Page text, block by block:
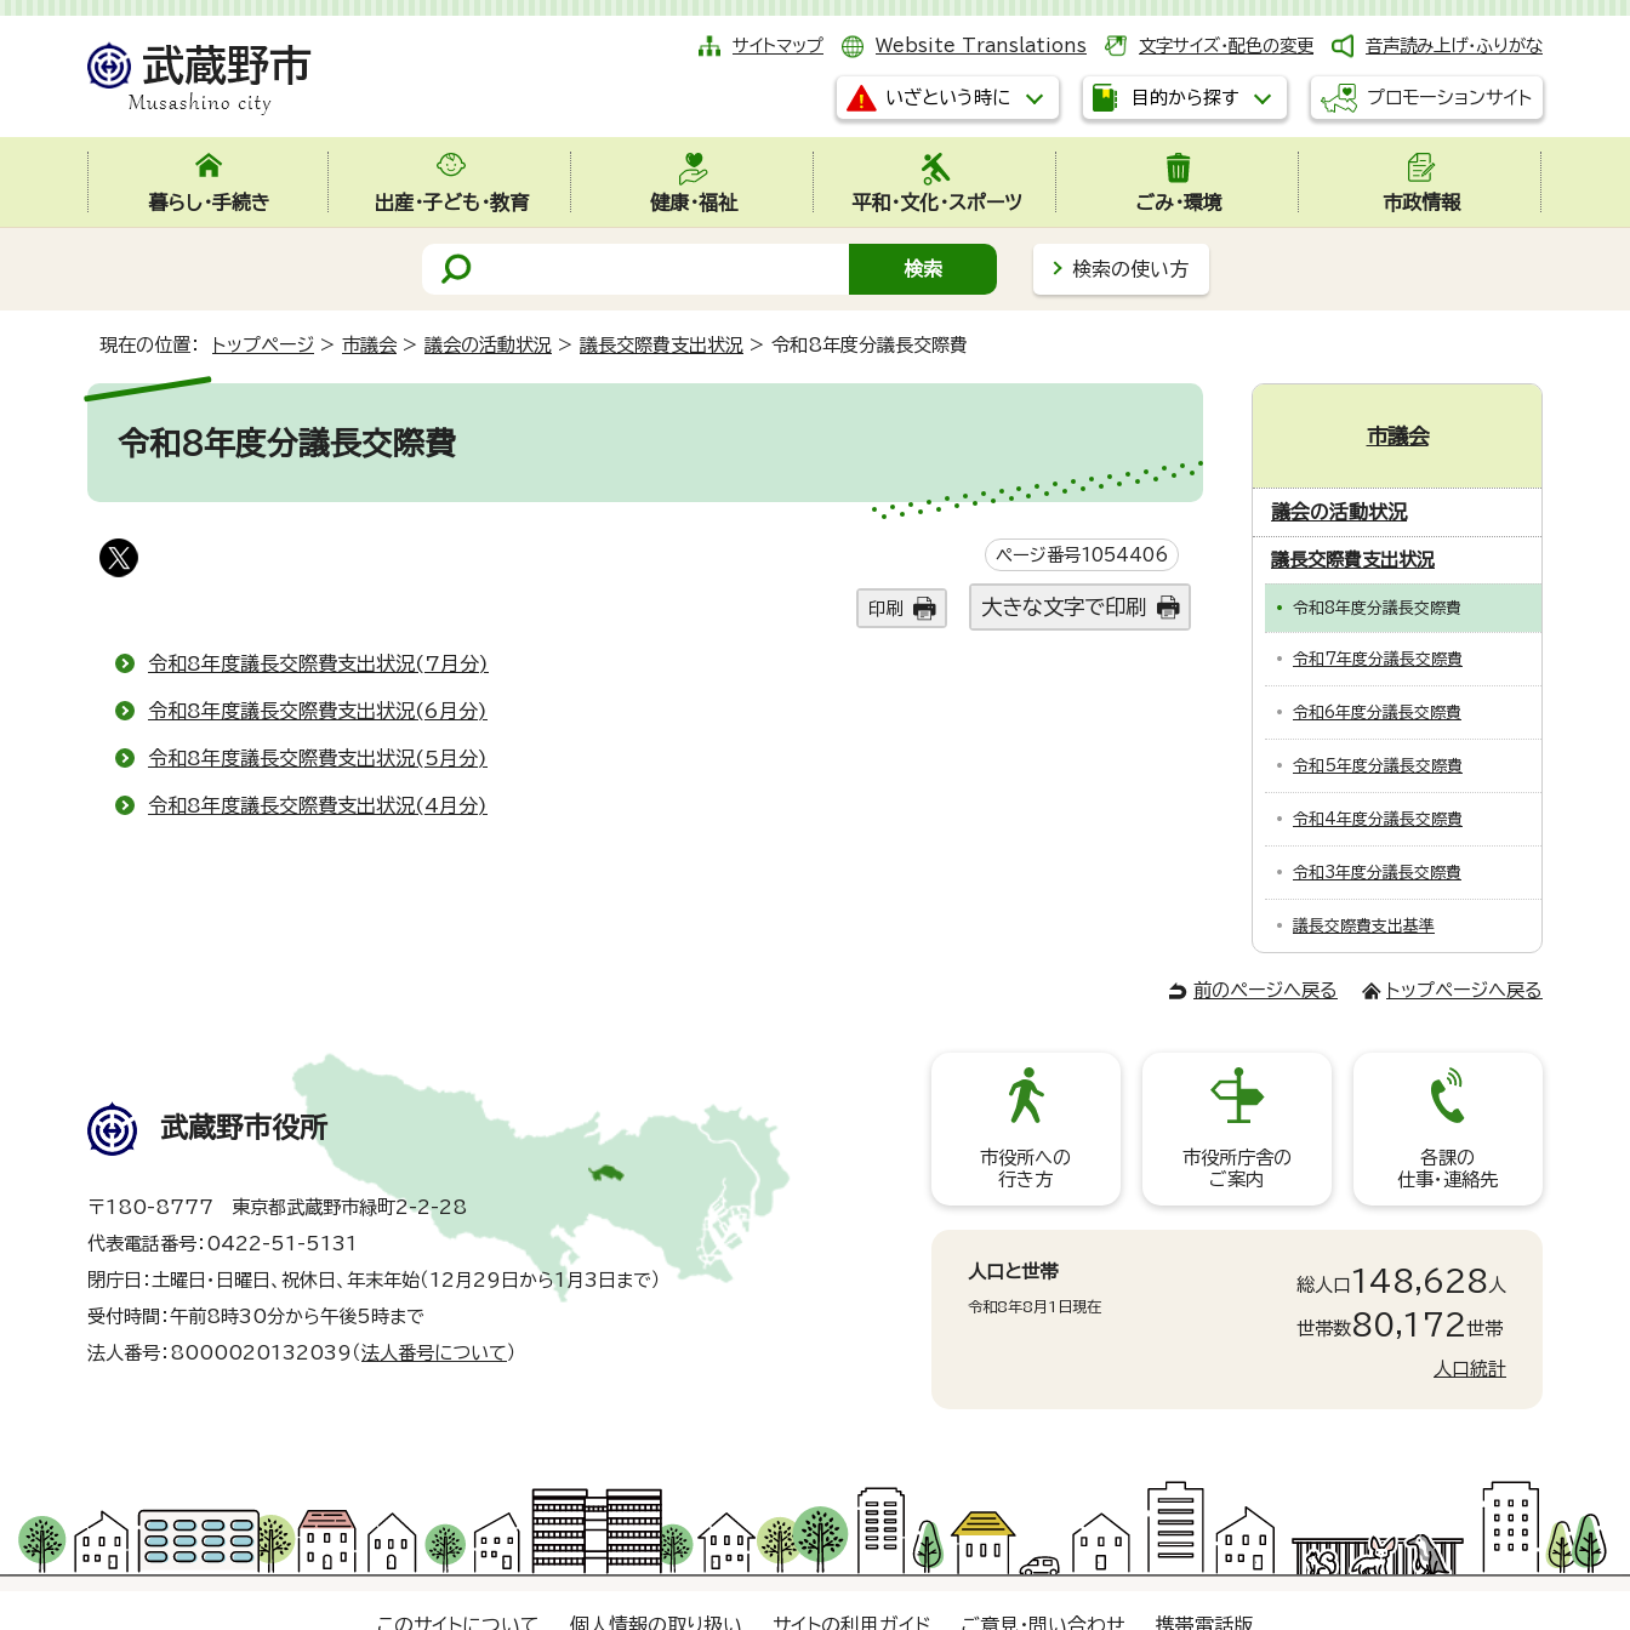
サイトマップ Website Translations 文字サイズ・配色の変更 音声読み上げ・ふりがな
いざという時に 目的から探す プロモーションサイト
暮らし・手続き 出産・子ども・教育 健康・福祉 平和・文化・スポーツ ごみ・環境 市政情報
検索の使い方
現在の位置： トップページ > 市議会 > 議会の活動状況 > 議長交際費支出状況 > 令和8年度分議長交際費
令和8年度分議長交際費
ページ番号1054406
印刷 大きな文字で印刷
令和8年度議長交際費支出状況(7月分)
令和8年度議長交際費支出状況(6月分)
令和8年度議長交際費支出状況(5月分)
令和8年度議長交際費支出状況(4月分)
市議会
議会の活動状況
議長交際費支出状況
令和8年度分議長交際費
令和7年度分議長交際費
令和6年度分議長交際費
令和5年度分議長交際費
令和4年度分議長交際費
令和3年度分議長交際費
議長交際費支出基準
前のページへ戻る トップページへ戻る
武蔵野市役所
〒180-8777 東京都武蔵野市緑町2-2-28
代表電話番号：0422-51-5131
閉庁日：土曜日・日曜日、祝休日、年末年始（12月29日から1月3日まで）
受付時間：午前8時30分から午後5時まで
法人番号：8000020132039（ 法人番号について ）
市役所への
行き方
市役所庁舎の
ご案内
各課の
仕事・連絡先
人口と世帯
令和8年8月1日現在
総人口 148,628 人
世帯数80,172世帯
人口統計
このサイトについて 個人情報の取り扱い サイトの利用ガイド ご意見・問い合わせ 携帯電話版